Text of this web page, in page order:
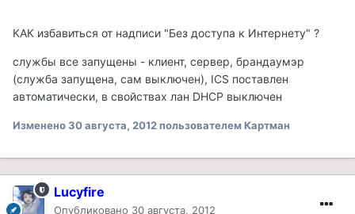
КАК избавиться от надписи "Без доступа к Интернету" ?
службы все запущены - клиент, сервер, брандаумэр
(служба запущена, сам выключен), ICS поставлен
автоматически, в свойствах лан DHCP выключен
Изменено30 августа, 2012пользователем Картман
Lucyfire
Опубликовано 30 августа, 2012